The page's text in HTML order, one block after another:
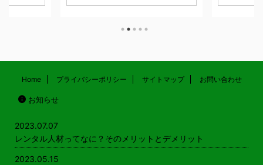
レスフ
うま
コンロのガス代節約術 記事を読む
ルカリ電池どっちが良いの？ 記事を
意外と知らない？ 都 ...
食べてます。 山
Home プライバシーポリシー サイトマップ お問い合わせ
お知らせ
2023.07.07
レンタル人材ってなに？そのメリットとデメリット
2023.05.15